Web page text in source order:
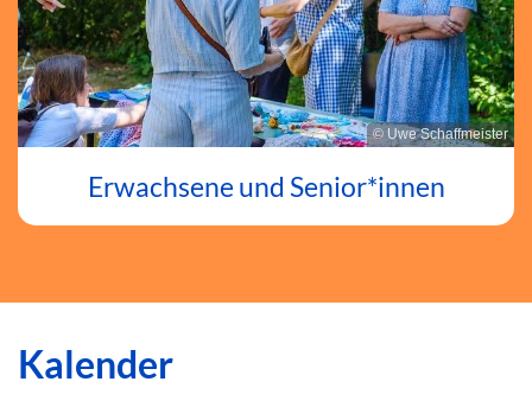
© Uwe Schaffmeister
Erwachsene und Senior*innen
Kalender